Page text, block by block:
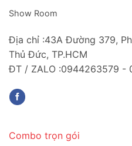
Show Room
Địa chỉ :43A Đường 379,
Thủ Đức, TP.HCM
ĐT / ZALO :0944263579 -
Combo trọn gói